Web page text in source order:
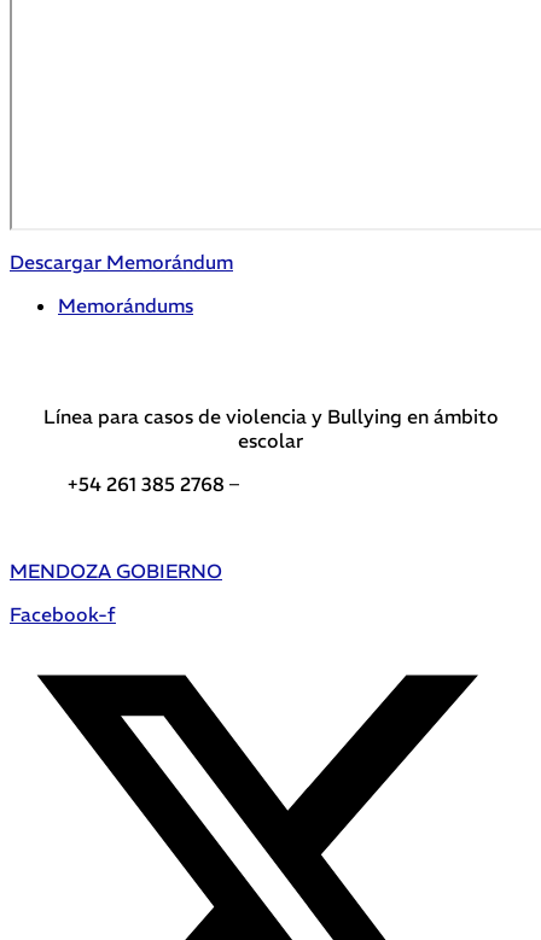
Descargar Memorándum
Memorándums
Línea para casos de violencia y Bullying en ámbito
escolar
+54 261 385 2768 –
MENDOZA GOBIERNO
Facebook-f